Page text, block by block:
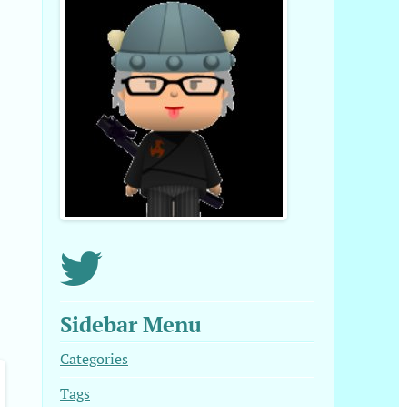
Sidebar Menu
Categories
Tags